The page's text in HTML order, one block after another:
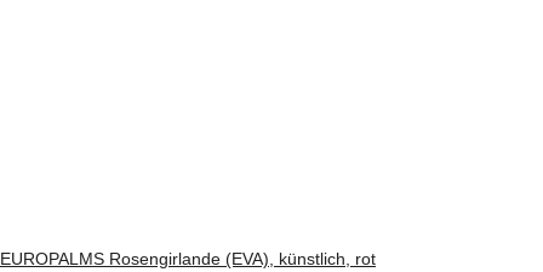
EUROPALMS Rosengirlande (EVA), künstlich, rot